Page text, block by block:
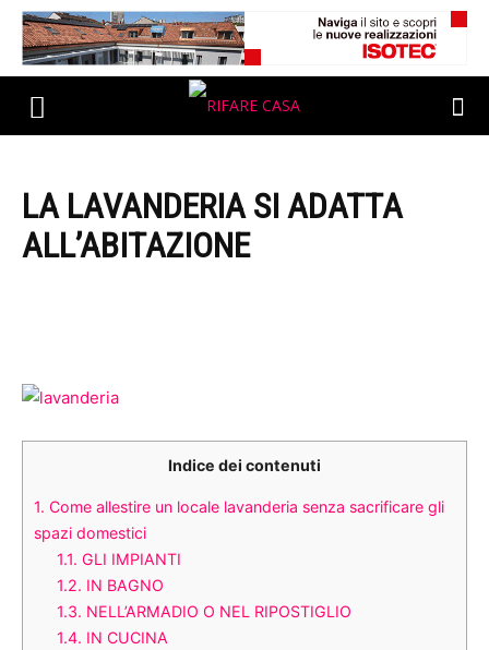
LA LAVANDERIA SI ADATTA
ALL’ABITAZIONE
Indice dei contenuti
1. Come allestire un locale lavanderia senza sacrificare gli
spazi domestici
1.1. GLI IMPIANTI
1.2. IN BAGNO
1.3. NELL’ARMADIO O NEL RIPOSTIGLIO
1.4. IN CUCINA